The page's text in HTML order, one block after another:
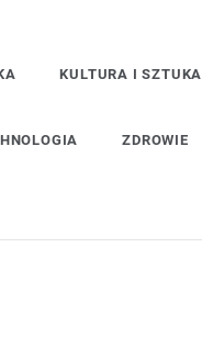
KULTURA I SZTUKA
ZDROWIE